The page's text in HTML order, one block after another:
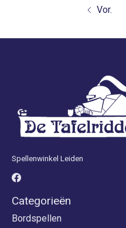
Vor.
Spellenwinkel Leiden
Categorieën
Bordspellen